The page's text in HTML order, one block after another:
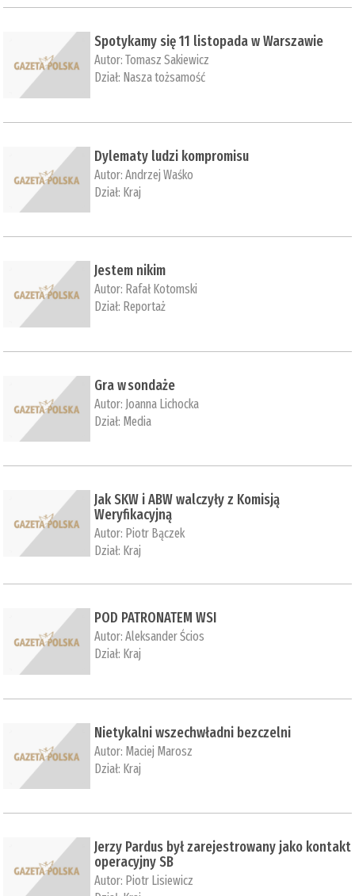
Spotykamy się 11 listopada w Warszawie
Autor:Tomasz Sakiewicz
Dział: Nasza tożsamość
Dylematy ludzi kompromisu
Autor:Andrzej Waśko
Dział: Kraj
Jestem nikim
Autor: Rafał Kotomski
Dział: Reportaż
Gra w sondaże
Autor: Joanna Lichocka
Dział: Media
Jak SKW i ABW walczyły z Komisją
Weryfikacyjną
Autor: Piotr Bączek
Dział: Kraj
POD PATRONATEM WSI
Autor:Aleksander Ścios
Dział: Kraj
Nietykalni wszechwładni bezczelni
Autor: Maciej Marosz
Dział: Kraj
Jerzy Pardus był zarejestrowany jako kontakt
operacyjny SB
Autor: Piotr Lisiewicz